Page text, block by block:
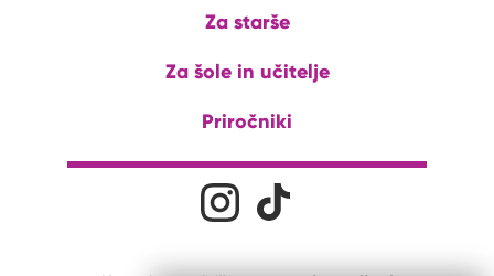
Za starše
Za šole in učitelje
Priročniki
Družabna omrežja